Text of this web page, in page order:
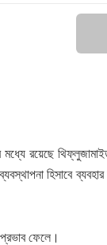
মধ্যে রয়েছে
হিসাবে
ফেলে।